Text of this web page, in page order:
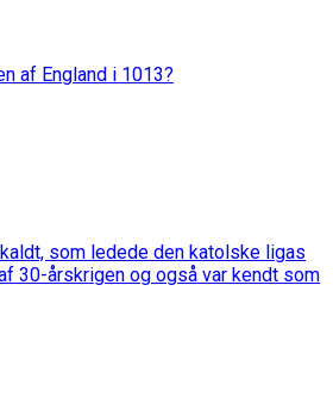
af England i 1013?
som ledede den katolske ligas
30-årskrigen og også var kendt som